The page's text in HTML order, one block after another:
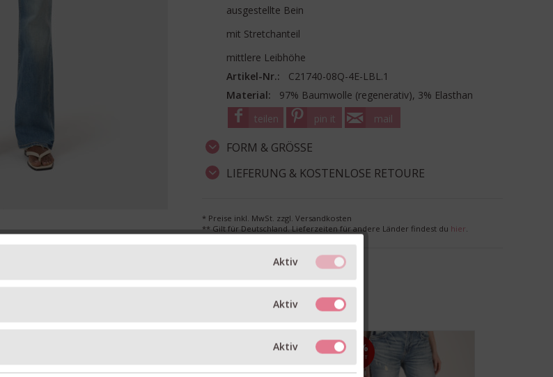
ausgestellte Bein
mit Stretchanteil
mittlere Leibhöhe
Artikel-Nr.:
C21740-08Q-4E-LBL.1
Material:
97% Baumwolle (regenerativ), 3% Elasthan
teilen
pin it mail
FORM & GRÖSSE
LIEFERUNG & KOSTENLOSE RETOURE
* Preise inkl. MwSt. zzgl. Versandkosten
** Gilt für Deutschland. Lieferzeiten für andere Länder findest du hier.
50%
RABATT
Aktiv
Aktiv
Aktiv